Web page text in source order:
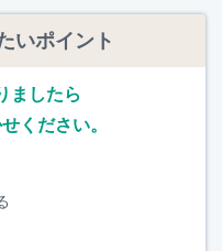
いポイント
ましたら
ください。